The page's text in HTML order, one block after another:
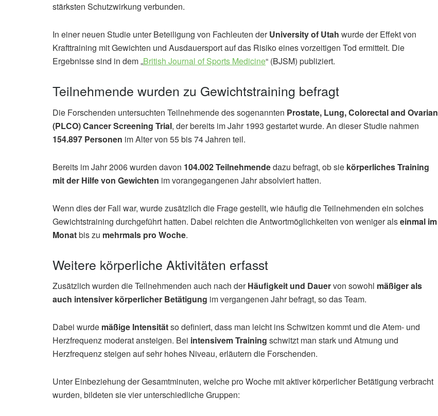
stärksten Schutzwirkung verbunden.
In einer neuen Studie unter Beteiligung von Fachleuten derUniversity of Utah wurde der Effekt von
Krafttraining mit Gewichten und Ausdauersport auf das Risiko eines vorzeitigen Tod ermittelt. Die
Ergebnisse sind in dem „British Journal of Sports Medicine“ (BJSM) publiziert.
Teilnehmende wurden zu Gewichtstraining befragt
Die Forschenden untersuchten Teilnehmende des sogenannten Prostate, Lung, Colorectal and Ovarian
(PLCO) Cancer Screening Trial, der bereits im Jahr 1993 gestartet wurde. An dieser Studie nahmen
154.897 Personen im Alter von 55 bis 74 Jahren teil.
Bereits im Jahr 2006 wurden davon 104.002 Teilnehmendedazu befragt, ob sie körperliches Training
mit der Hilfe von Gewichten im vorangegangenen Jahr absolviert hatten.
Wenn dies der Fall war, wurde zusätzlich die Frage gestellt, wie häufig die Teilnehmenden ein solches
Gewichtstraining durchgeführt hatten. Dabei reichten die Antwortmöglichkeiten von weniger alseinmal im
Monatbis zu mehrmals pro Woche.
Weitere körperliche Aktivitäten erfasst
Zusätzlich wurden die Teilnehmenden auch nach derHäufigkeit und Dauervon sowohl mäßiger als
auch intensiver körperlicher Betätigung im vergangenen Jahr befragt, so das Team.
Dabei wurde mäßige Intensitätso definiert, dass man leicht ins Schwitzen kommt und die Atem- und
Herzfrequenz moderat ansteigen. Bei intensivem Training schwitzt man stark und Atmung und
Herzfrequenz steigen auf sehr hohes Niveau, erläutern die Forschenden.
Unter Einbeziehung der Gesamtminuten, welche pro Woche mit aktiver körperlicher Betätigung verbracht
wurden, bildeten sie vier unterschiedliche Gruppen: